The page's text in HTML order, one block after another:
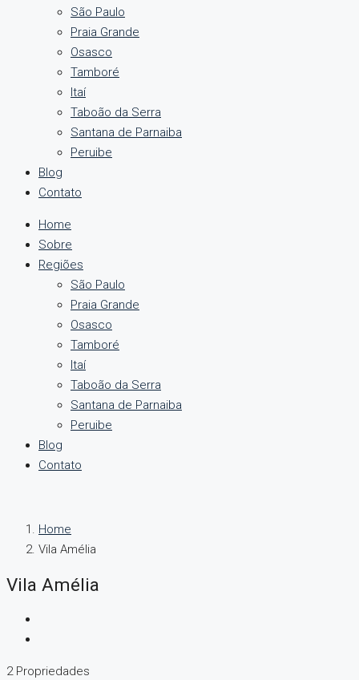
São Paulo
Praia Grande
Osasco
Tamboré
Itaí
Taboão da Serra
Santana de Parnaiba
Peruibe
Blog
Contato
Home
Sobre
Regiões
São Paulo
Praia Grande
Osasco
Tamboré
Itaí
Taboão da Serra
Santana de Parnaiba
Peruibe
Blog
Contato
Home
Vila Amélia
Vila Amélia
2 Propriedades